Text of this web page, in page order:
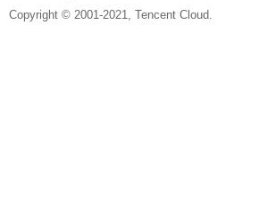
Copyright © 2001-2021, Tencent Cloud.